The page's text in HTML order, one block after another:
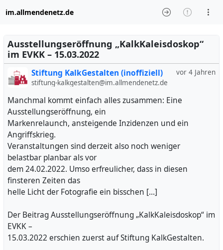
im.allmendenetz.de
Ausstellungseröffnung „KalkKaleisdoskop“
im EVKK – 15.03.2022
vor 4 Jahren
Stiftung KalkGestalten (inoffiziell)
stiftung-kalkgestalten@im.allmendenetz.de
Manchmal kommt einfach alles zusammen: Eine
Ausstellungseröffnung, ein
Markenrelaunch, ansteigende Inzidenzen und ein
Angriffskrieg.
Veranstaltungen sind derzeit also noch weniger
belastbar planbar als vor
dem 24.02.2022. Umso erfreulicher, dass in diesen
finsteren Zeiten das
helle Licht der Fotografie ein bisschen […]
Der Beitrag Ausstellungseröffnung „KalkKaleisdoskop“ im
EVKK –
15.03.2022 erschien zuerst auf Stiftung KalkGestalten.